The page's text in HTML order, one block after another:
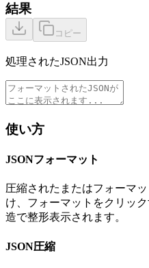
結果
コピー
処理されたJSON出力
使い方
JSONフォーマット
圧縮されたまたはフォーマ
け、フォーマットをクリッ
造で整形表示されます。
JSON圧縮